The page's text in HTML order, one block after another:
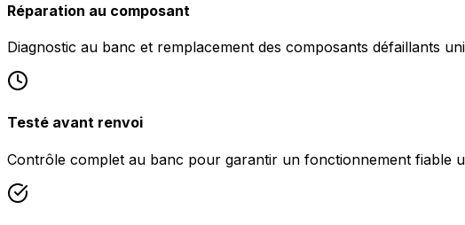
Réparation au composant
Diagnostic au banc et remplacement des composants défaillants
Testé avant renvoi
Contrôle complet au banc pour garantir un fonctionnement fiable